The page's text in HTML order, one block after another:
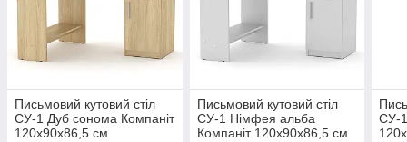
Письмовий кутовий стіл
СУ-1 Дуб сонома Компаніт
120х90х86,5 см
Письмовий кутовий стіл
СУ-1 Німфея альба
Компаніт 120х90х86,5 см
СУ-1